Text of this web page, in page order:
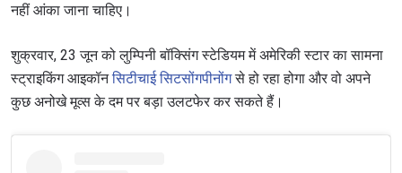
नहीं आंका जाना चाहिए।
शुक्रवार, 23 जून को लुम्पिनी बॉक्सिंग स्टेडियम में अमेरिकी स्टार का सामना
स्ट्राइकिंग आइकॉनसिटीचाई सिटसोंगपीनोंगसे हो रहा होगा और वो अपने
कुछ अनोखे मूव्स के दम पर बड़ा उलटफेर कर सकते हैं।